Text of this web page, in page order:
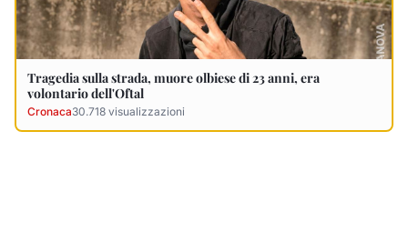
Tragedia sulla strada, muore olbiese di 23 anni, era
volontario dell'Oftal
Cronaca30.718 visualizzazioni